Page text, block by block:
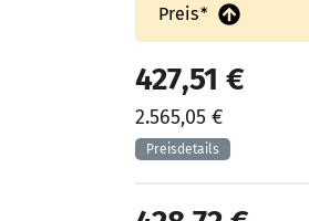
Preis*
427,51 €
2.565,05 €